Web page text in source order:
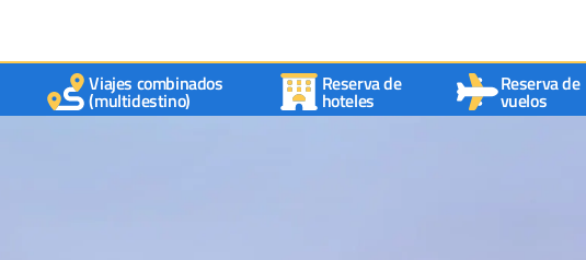
Viajes combinados
(multidestino)
Reserva de
hoteles
Reserva de
vuelos